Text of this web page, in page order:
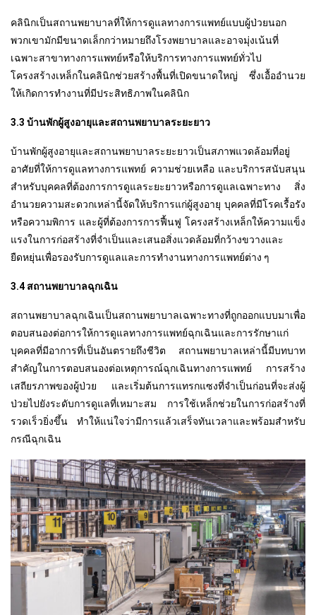
คลินิกเป็นสถานพยาบาลที่ให้การดูแลทางการแพทย์แบบผู้ป่วยนอก
พวกเขามักมีขนาดเล็กกว่าหมายถึงโรงพยาบาลและอาจมุ่งเน้นที่
เฉพาะสาขาทางการแพทย์หรือให้บริการทางการแพทย์ทั่วไป
โครงสร้างเหล็กในคลินิกช่วยสร้างพื้นที่เปิดขนาดใหญ่ ซึ่งเอื้ออำนวย
ให้เกิดการทำงานที่มีประสิทธิภาพในคลินิก
3.3 บ้านพักผู้สูงอายุและสถานพยาบาลระยะยาว
บ้านพักผู้สูงอายุและสถานพยาบาลระยะยาวเป็นสภาพแวดล้อมที่อยู่
อาศัยที่ให้การดูแลทางการแพทย์ ความช่วยเหลือ และบริการสนับสนุน
สำหรับบุคคลที่ต้องการการดูแลระยะยาวหรือการดูแลเฉพาะทาง สิ่ง
อำนวยความสะดวกเหล่านี้จัดให้บริการแก่ผู้สูงอายุ บุคคลที่มีโรคเรื้อรัง
หรือความพิการ และผู้ที่ต้องการการฟื้นฟู โครงสร้างเหล็กให้ความแข็ง
แรงในการก่อสร้างที่จำเป็นและเสนอสิ่งแวดล้อมที่กว้างขวางและ
ยืดหยุ่นเพื่อรองรับการดูแลและการทำงานทางการแพทย์ต่าง ๆ
3.4 สถานพยาบาลฉุกเฉิน
สถานพยาบาลฉุกเฉินเป็นสถานพยาบาลเฉพาะทางที่ถูกออกแบบมาเพื่อ
ตอบสนองต่อการให้การดูแลทางการแพทย์ฉุกเฉินและการรักษาแก่
บุคคลที่มีอาการที่เป็นอันตรายถึงชีวิต สถานพยาบาลเหล่านี้มีบทบาท
สำคัญในการตอบสนองต่อเหตุการณ์ฉุกเฉินทางการแพทย์ การสร้าง
เสถียรภาพของผู้ป่วย และเริ่มต้นการแทรกแซงที่จำเป็นก่อนที่จะส่งผู้
ป่วยไปยังระดับการดูแลที่เหมาะสม การใช้เหล็กช่วยในการก่อสร้างที่
รวดเร็วยิ่งขึ้น ทำให้แน่ใจว่ามีการแล้วเสร็จทันเวลาและพร้อมสำหรับ
กรณีฉุกเฉิน